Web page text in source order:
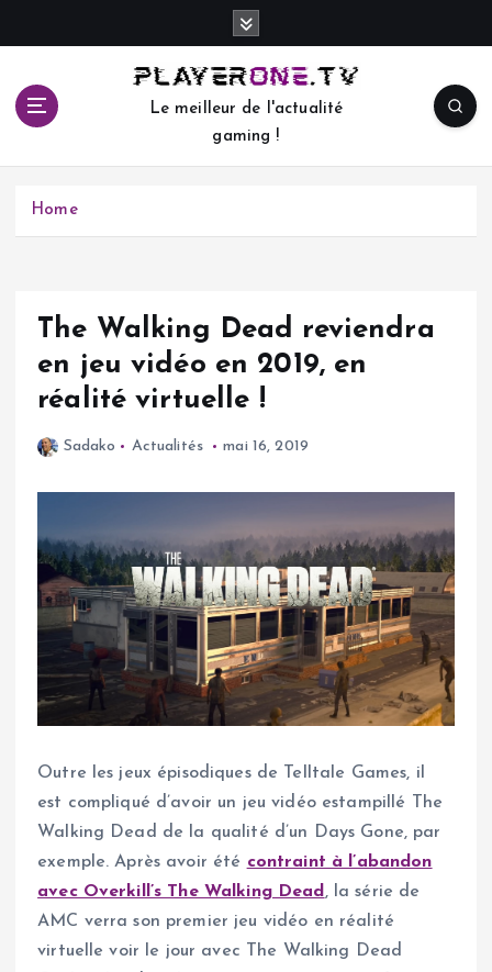
c
Le meilleur de l'actualité
gaming !
Home
The Walking Dead reviendra
en jeu vidéo en 2019, en
réalité virtuelle !
Sadako Actualités mai 16, 2019
Outre les jeux épisodiques de Telltale Games, il
est compliqué d’avoir un jeu vidéo estampillé The
Walking Dead de la qualité d’un Days Gone, par
exemple. Après avoir été contraint à l’abandon
avec Overkill’s The Walking Dead , la série de
AMC verra son premier jeu vidéo en réalité
virtuelle voir le jour avec The Walking Dead